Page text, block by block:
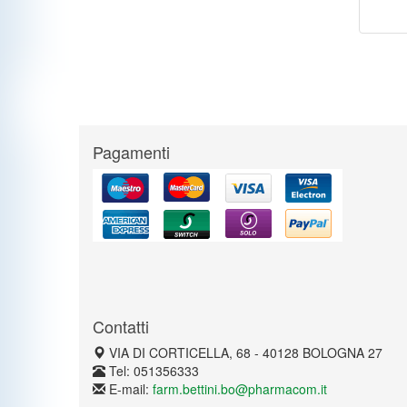
Pagamenti
Contatti
VIA DI CORTICELLA, 68 - 40128 BOLOGNA 27
Tel: 051356333
E-mail: farm.bettini.bo@pharmacom.it